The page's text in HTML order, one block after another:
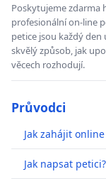
Poskytujeme zdarma
profesionální on-line
petice jsou každý
skvělý způsob, jak
věcech rozhodují.
Průvodci
Jak zahájit
Jak napsat petici?